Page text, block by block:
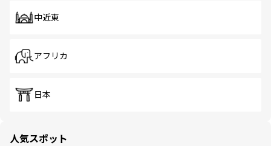
中近東
アフリカ
日本
人気スポット